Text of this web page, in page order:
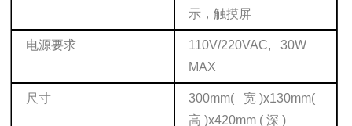
示，触摸屏
电源要求
110V/220VAC, 30W
MAX
尺寸
300mm( 宽 )x130mm(
高 )x420mm ( 深 )